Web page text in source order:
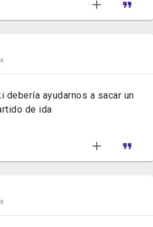
debería ayudarnos a sacar un
de ida